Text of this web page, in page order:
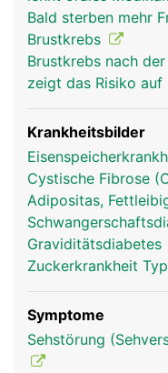
neutralisiert das
gelangte
Darmschleimhaut
wird. Die zweite
Hormone Insulin
Gegenspieler den
wirkt
steigt,
der Zuckerspiegel
Blutzuckerspiegel
Bald sterben mehr
Brustkrebs
Brustkrebs nach
zeigt das Risiko auf
Krankheitsbilder
Cystische Fibrose
Adipositas,
Graviditätsdiabetes
Zuckerkrankheit
Symptome
Sehstörung